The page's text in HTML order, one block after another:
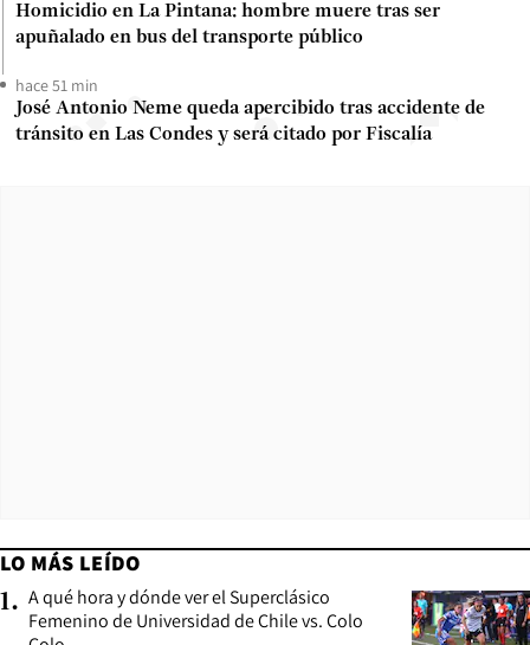
Homicidio en La Pintana: hombre muere tras ser
apuñalado en bus del transporte público
hace 51 min
José Antonio Neme queda apercibido tras accidente de
tránsito en Las Condes y será citado por Fiscalía
LO MÁS LEÍDO
1. A qué hora y dónde ver el Superclásico
Femenino de Universidad de Chile vs. Colo